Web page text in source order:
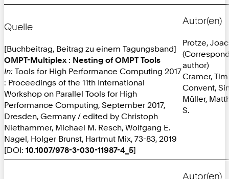
Quelle
[Buchbeitrag, Beitrag zu einem Tagungsband]
OMPT-Multiplex : Nesting of OMPT Tools
In: Tools for High Performance Computing 2017
: Proceedings of the 11th International
Workshop on Parallel Tools for High
Performance Computing, September 2017,
Dresden, Germany / edited by Christoph
Niethammer, Michael M. Resch, Wolfgang E.
Nagel, Holger Brunst, Hartmut Mix, 73-83, 2019
[DOI: 10.1007/978-3-030-11987-4_5]
Autor(en)
Protze,
author)
Cramer, Tim
Convent,
Müller,
S.
Autor(en)